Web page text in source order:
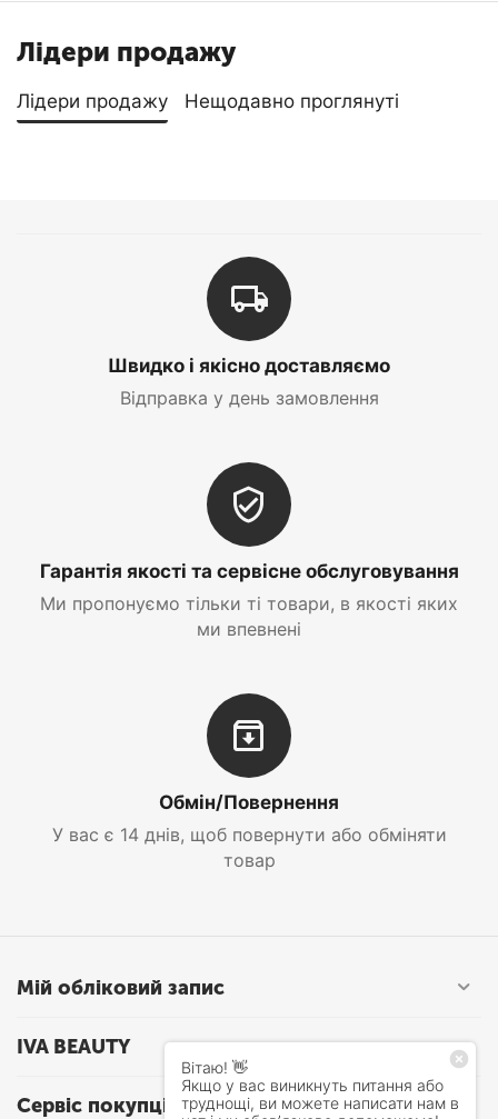
Лідери продажу
Лідери продажу Нещодавно проглянуті
Швидко і якісно доставляємо
Відправка у день замовлення
Гарантія якості та сервісне обслуговування
Ми пропонуємо тільки ті товари, в якості яких
ми впевнені
Обмін/Повернення
У вас є 14 днів, щоб повернути або обміняти
товар
Мій обліковий запис
IVA BEAUTY
Сервіс покупців